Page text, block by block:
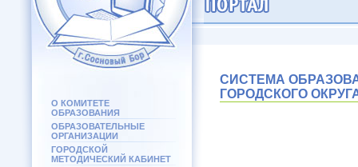
О КОМИТЕТЕ
ОБРАЗОВАНИЯ
ОБРАЗОВАТЕЛЬНЫЕ
ОРГАНИЗАЦИИ
ГОРОДСКОЙ
МЕТОДИЧЕСКИЙ КАБИНЕТ
СИСТЕМА
ГОРОДСКОГО